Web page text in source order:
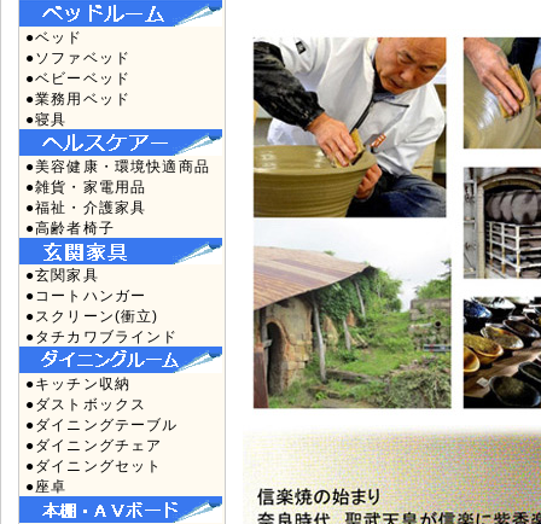
●ベッド
●ソファベッド
●ベビーベッド
●業務用ベッド
●寝具
●美容健康・環境快適商品
●雑貨・家電用品
●福祉・介護家具
●高齢者椅子
●玄関家具
●コートハンガー
●スクリーン(衝立)
●タチカワブラインド
●キッチン収納
●ダストボックス
●ダイニングテーブル
●ダイニングチェア
●ダイニングセット
●座卓